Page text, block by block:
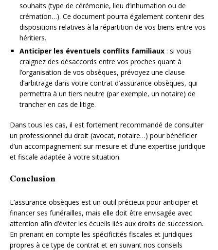
souhaits (type de cérémonie, lieu d’inhumation ou de
crémation…). Ce document pourra également contenir des
dispositions relatives à la répartition de vos biens entre vos
héritiers.
Anticiper les éventuels conflits familiaux : si vous
craignez des désaccords entre vos proches quant à
l’organisation de vos obsèques, prévoyez une clause
d’arbitrage dans votre contrat d’assurance obsèques, qui
permettra à un tiers neutre (par exemple, un notaire) de
trancher en cas de litige.
Dans tous les cas, il est fortement recommandé de consulter
un professionnel du droit (avocat, notaire…) pour bénéficier
d’un accompagnement sur mesure et d’une expertise juridique
et fiscale adaptée à votre situation.
Conclusion
L’assurance obsèques est un outil précieux pour anticiper et
financer ses funérailles, mais elle doit être envisagée avec
attention afin d’éviter les écueils liés aux droits de succession.
En prenant en compte les spécificités fiscales et juridiques
propres à ce type de contrat et en suivant nos conseils